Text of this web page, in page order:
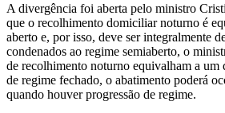
A divergência foi aberta pelo ministro
que o recolhimento domiciliar noturno é
aberto e, por isso, deve ser integralmente
condenados ao regime semiaberto, o
de recolhimento noturno equivalham a um
de regime fechado, o abatimento poderá
quando houver progressão de regime.